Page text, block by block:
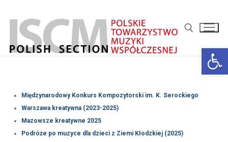
Międzynarodowy Konkurs Kompozytorski im. K. Serockiego
Warszawa kreatywna (2023-2025)
Mazowsze kreatywne 2025
Podróże po muzyce dla dzieci z Ziemi Kłodzkiej (2025)